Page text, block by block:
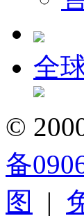
全
©
备
图
|